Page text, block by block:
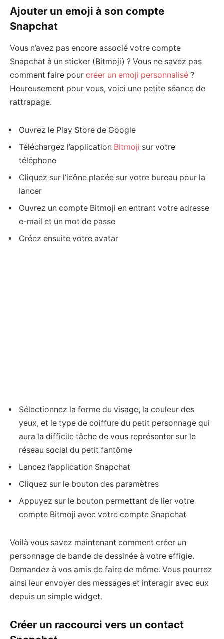
Ajouter un emoji à son compte
Snapchat
Vous n’avez pas encore associé votre compte
Snapchat à un sticker (Bitmoji) ? Vous ne savez pas
comment faire pour créer un emoji personnalisé ?
Heureusement pour vous, voici une petite séance de
rattrapage.
Ouvrez le Play Store de Google
Téléchargez l’application Bitmoji sur votre
téléphone
Cliquez sur l’icône placée sur votre bureau pour la
lancer
Ouvrez un compte Bitmoji en entrant votre adresse
e-mail et un mot de passe
Créez ensuite votre avatar
Sélectionnez la forme du visage, la couleur des
yeux, et le type de coiffure du petit personnage qui
aura la difficile tâche de vous représenter sur le
réseau social du petit fantôme
Lancez l’application Snapchat
Cliquez sur le bouton des paramètres
Appuyez sur le bouton permettant de lier votre
compte Bitmoji avec votre compte Snapchat
Voilà vous savez maintenant comment créer un
personnage de bande de dessinée à votre effigie.
Demandez à vos amis de faire de même. Vous pourrez
ainsi leur envoyer des messages et interagir avec eux
depuis un simple widget.
Créer un raccourci vers un contact